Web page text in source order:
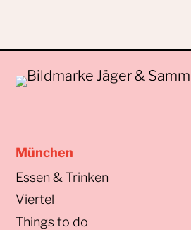
München
Essen & Trinken
Viertel
Things to do